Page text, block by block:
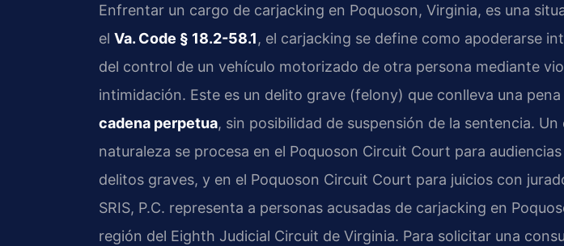
Enfrentar un cargo de carjacking en Poquoson, Virginia, es una
el Va. Code § 18.2-58.1, el carjacking se define como apoderarse
del control de un vehículo motorizado de otra persona mediante
intimidación. Este es un delito grave (felony) que conlleva una pena
cadena perpetua, sin posibilidad de suspensión de la sentencia.
naturaleza se procesa en el Poquoson Circuit Court para
delitos graves, y en el Poquoson Circuit Court para juicios con
SRIS, P.C. representa a personas acusadas de carjacking en
región del Eighth Judicial Circuit de Virginia. Para solicitar una